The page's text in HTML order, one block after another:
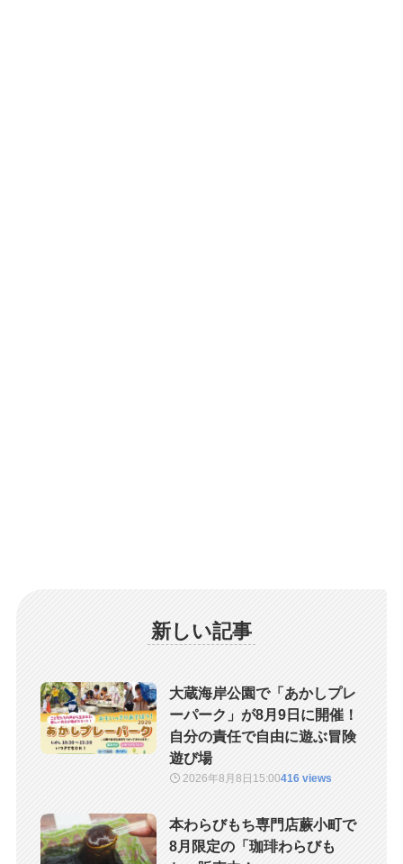
新しい記事
大蔵海岸公園で「あかしプレ
ーパーク」が8月9日に開催！
自分の責任で自由に遊ぶ冒険
遊び場
2026年8月8日 15:00416 views
本わらびもち専門店蕨小町で
8月限定の「珈琲わらびも